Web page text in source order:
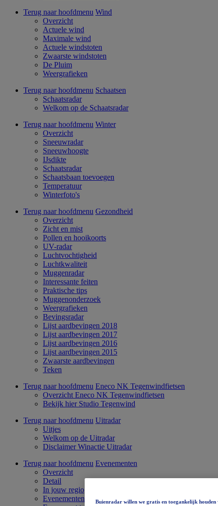
Terug naar hoofdmenu Wind
Overzicht
Actuele wind
Maximale wind
Actuele windstoten
Zwaarste windstoten
De Pluim
Weergrafieken
Terug naar hoofdmenu Schaatsen
Schaatsradar
Welkom op de Schaatsradar
Terug naar hoofdmenu Winter
Overzicht
Sneeuwradar
Sneeuwhoogte
IJsdikte
Schaatsradar
Schaatsbaan toevoegen
Temperatuur
Winterfoto's
Terug naar hoofdmenu Gezondheid
Overzicht
Zicht en mist
Pollen en hooikoorts
UV-radar
Luchtvochtigheid
Luchtkwaliteit
Muggenradar
Interessante feiten
Praktische tips
Muggenonderzoek
Weergrafieken
Bevingsradar
Lijst aardbevingen 2018
Lijst aardbevingen 2017
Lijst aardbevingen 2016
Lijst aardbevingen 2015
Zwaarste aardbevingen
Teken
Terug naar hoofdmenu Eneco NK Tegenwindfietsen
Overzicht Eneco NK Tegenwindfietsen
Bekijk hier Studio Tegenwind
Terug naar hoofdmenu Uitradar
Uitjes
Welkom op de Uitradar
Disclaimer Winactie Uitradar
Terug naar hoofdmenu Evenementen
Overzicht
Detail
In jouw regio
Evenementen kaartBuienradar willen we gratis en toegankelijk